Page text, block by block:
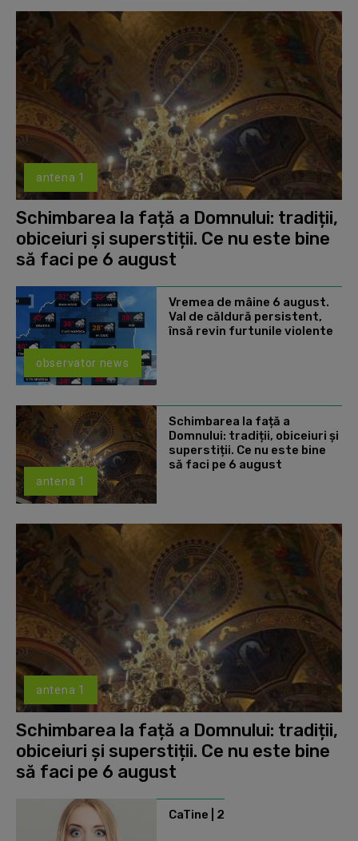
antena 1
Schimbarea la față a Domnului: tradiții,
obiceiuri și superstiții. Ce nu este bine
să faci pe 6 august
observator news
Vremea de mâine 6 august.
Val de căldură persistent,
însă revin furtunile violente
antena 1
Schimbarea la față a
Domnului: tradiții, obiceiuri și
superstiții. Ce nu este bine
să faci pe 6 august
antena 1
Schimbarea la față a Domnului: tradiții,
obiceiuri și superstiții. Ce nu este bine
să faci pe 6 august
CaTine | 2